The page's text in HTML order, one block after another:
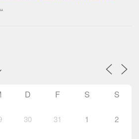
D F S S
30 31 1 2